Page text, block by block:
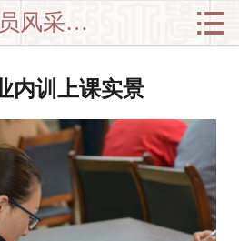
新闻动态
师资介绍
学员风采特写 
内训上课实景